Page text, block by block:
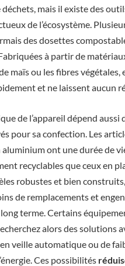
mais il existe des
de l’écosystème.
des dosettes
à partir de
maïs ou les fibres végétales,
et ne laissent aucun
de l’appareil dépend aussi
pour sa confection. Les
ont une durée de
recyclables que ceux en
robustes et bien
de remplacements et
long terme. Certains
alors des solutions
veille automatique ou de
Ces possibilités